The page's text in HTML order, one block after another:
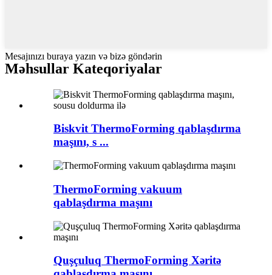
Mesajınızı buraya yazın və bizə göndərin
Məhsullar Kateqoriyalar
Biskvit ThermoForming qablaşdırma
maşını, s ...
ThermoForming vakuum
qablaşdırma maşını
Quşçuluq ThermoForming Xəritə